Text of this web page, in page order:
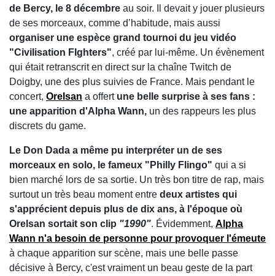
de Bercy, le 8 décembre au soir. Il devait y jouer plusieurs
de ses morceaux, comme d’habitude, mais aussi
organiser une espèce grand tournoi du jeu vidéo
"Civilisation FIghters", créé par lui-même. Un évènement
qui était retranscrit en direct sur la chaîne Twitch de
Doigby, une des plus suivies de France. Mais pendant le
concert, Orelsan a offertune belle surprise à ses fans :
une apparition d'Alpha Wann, un des rappeurs les plus
discrets du game.
Le Don Dada a même pu interpréter un de ses
morceaux en solo, le fameux "Philly Flingo" qui a si
bien marché lors de sa sortie. Un très bon titre de rap, mais
surtout un très beau moment entre deux artistes qui
s'apprécient depuis plus de dix ans, à l'époque où
Orelsan sortait son clip "1990". Évidemment, Alpha
Wann n'a besoin de personne pour provoquer l'émeute
à chaque apparition sur scène, mais une belle passe
décisive à Bercy, c'est vraiment un beau geste de la part